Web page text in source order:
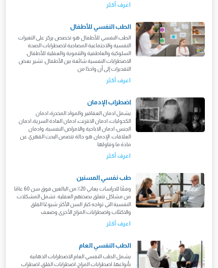
اعرف أكثر
الطب النفسي للأطفال
الطب النفسي للأطفال هو تخصص يركز على التغيرات
النفسية والاجتماعية المصاحبة لاضطرابات الصحة
السلوكية والعاطفية والتنموية والعقلية للأطفال.
الاضطرابات النفسية شائعة بين الأطفال، تشير بعض
التقديرات إلى أن واحدًا من
اعرف أكثر
اضطراب الإدمان
يشمل ادمان العقاقير والمواد المخدرة، ادمان
الكحوليات، ادمان الانترنت، ادمان العادة السرية، ادمان
الجنس، ادمان الاباحية والامراض النفسية، وادمان
العلاقات. الإدمان هو حالة تتضمن البحث القهري عن
مادة ما وتناولها
اعرف أكثر
طب نفسي المسنين
وفقًا للدراسات يعاني 20٪ من البالغين فوق سن 60 عامًا
من مشاكل تتعلق بصحتهم العقلية. تشمل المشكلات
النفسية التي تواجه كبار السن الأكثر شيوعًا القلق
والاكتئاب واضطرابات المزاج الأخرى وضعف
اعرف أكثر
الطب النفسي العام
يشمل الطب النفسي العام الاضطرابات الذهانية
بأنواعها، اضطرابات المزاج، اضطرابات القلق، اضطراب